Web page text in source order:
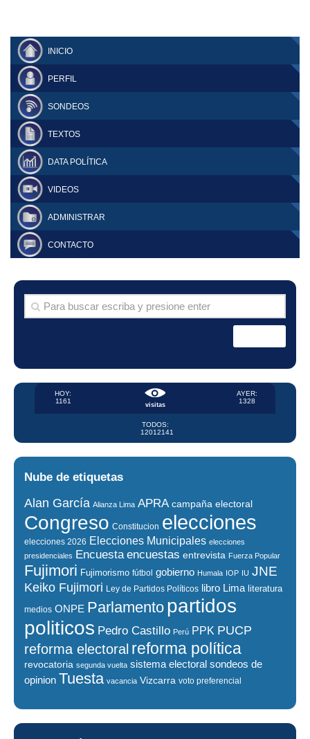
INICIO
PERFIL
SONDEOS
TEXTOS
DATA POLÍTICA
VIDEOS
ADMINISTRAR
CONTACTO
visitas
HOY:
1161
AYER:
1328
TODOS:
12012141
Nube de etiquetas
Alan García Alianza Lima APRA campaña electoral
Congreso Constitucion elecciones
elecciones 2026 Elecciones Municipales elecciones
presidenciales Encuesta encuestas entrevista Fuerza Popular
Fujimori Fujimorismo fútbol gobierno Humala IOP IU JNE
Keiko Fujimori Ley de Partidos Políticos libro Lima literatura
medios ONPE Parlamento partidos
politicos Pedro Castillo Perú PPK PUCP
reforma electoral reforma política
revocatoria segunda vuelta sistema electoral sondeos de
opinion Tuesta vacancia Vizcarra voto preferencial